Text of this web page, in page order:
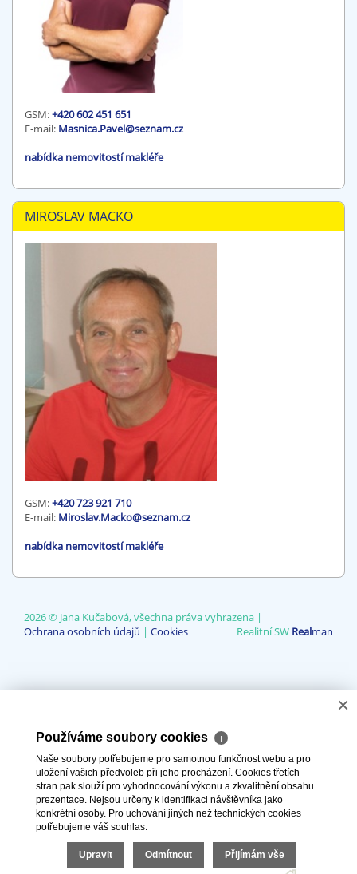
GSM:+420 602 451 651
E-mail: Masnica.Pavel@seznam.cz
nabídka nemovitostí makléře
MIROSLAV MACKO
GSM:+420 723 921 710
E-mail: Miroslav.Macko@seznam.cz
nabídka nemovitostí makléře
2026 © Jana Kučabová, všechna práva vyhrazena |
Ochrana osobních údajů | Cookies Realitní SW Realman
×
Používáme soubory cookies ℹ
Naše soubory potřebujeme pro samotnou funkčnost webu a pro
uložení vašich předvoleb při jeho procházení. Cookies třetích
stran pak slouží pro vyhodnocování výkonu a zkvalitnění obsahu
prezentace. Nejsou určeny k identifikaci návštěvníka jako
konkrétní osoby. Pro uchování jiných než technických cookies
potřebujeme váš souhlas.
Upravit Odmítnout Přijímám vše